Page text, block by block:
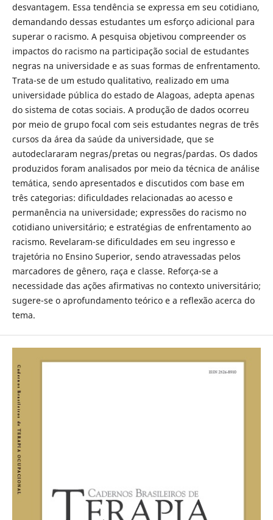
desvantagem. Essa tendência se expressa em seu cotidiano,
demandando dessas estudantes um esforço adicional para
superar o racismo. A pesquisa objetivou compreender os
impactos do racismo na participação social de estudantes
negras na universidade e as suas formas de enfrentamento.
Trata-se de um estudo qualitativo, realizado em uma
universidade pública do estado de Alagoas, adepta apenas
do sistema de cotas sociais. A produção de dados ocorreu
por meio de grupo focal com seis estudantes negras de três
cursos da área da saúde da universidade, que se
autodeclararam negras/pretas ou negras/pardas. Os dados
produzidos foram analisados por meio da técnica de análise
temática, sendo apresentados e discutidos com base em
três categorias: dificuldades relacionadas ao acesso e
permanência na universidade; expressões do racismo no
cotidiano universitário; e estratégias de enfrentamento ao
racismo. Revelaram-se dificuldades em seu ingresso e
trajetória no Ensino Superior, sendo atravessadas pelos
marcadores de gênero, raça e classe. Reforça-se a
necessidade das ações afirmativas no contexto universitário;
sugere-se o aprofundamento teórico e a reflexão acerca do
tema.